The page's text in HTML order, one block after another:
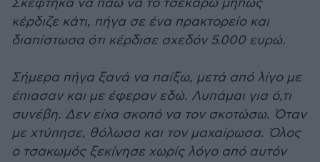
Σκέφτηκα να πάω να το τσεκάρω μήπως
κέρδιζε κάτι, πήγα σε ένα πρακτορείο και
διαπίστωσα ότι κέρδισε σχεδόν 5.000 ευρώ.
Σήμερα πήγα ξανά να παίξω, μετά από λίγο με
έπιασαν και με έφεραν εδώ. Λυπάμαι για ό,τι
συνέβη. Δεν είχα σκοπό να τον σκοτώσω. Όταν
με χτύπησε, θόλωσα και τον μαχαίρωσα. Όλος
ο τσακωμός ξεκίνησε χωρίς λόγο από αυτόν